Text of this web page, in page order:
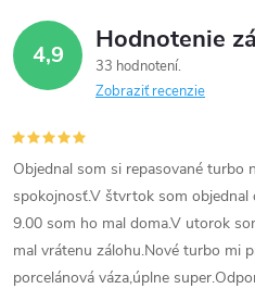
4,9 Hodnotenie
33 hodnotení
Zobraziť recenzie
Objednal som si repasované turbo
spokojnosť.V štvrtok som
9.00 som ho mal doma.V utorok
mal vrátenu zálohu.Nové turbo mi
porcelánová váza,úplne